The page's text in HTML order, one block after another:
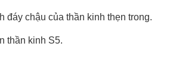
đáy chậu của thần kinh thẹn trong.
thần kinh S5.